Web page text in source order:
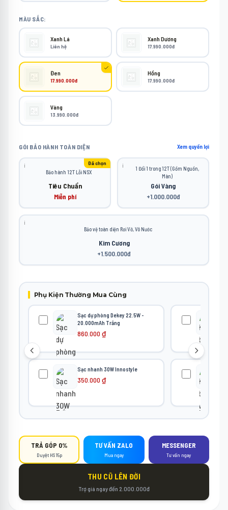
MÀU SẮC:
Xanh Lá
Liên hệ
Xanh Dương
17.990.000đ
Đen
17.990.000đ
Hồng
17.990.000đ
Vàng
13.990.000đ
GÓI BẢO HÀNH TOÀN DIỆN Xem quyền lợi
Đã chọn
ℹ️
Bảo hành 12T Lỗi NSX
Tiêu Chuẩn
Miễn phí
ℹ️
1 Đổi 1 trong 12T (Gồm Nguồn,
Màn)
Gói Vàng
+1.000.000đ
ℹ️
Bảo vệ toàn diện Rơi Vỡ, Vô Nước
Kim Cương
+1.500.000đ
Phụ Kiện Thường Mua Cùng
Sạc dự phòng Dekey 22.5W -
20.000mAh Trắng
860.000 ₫
Sạc nhanh 30W Innostyle
350.000 ₫
TRẢ GÓP 0%
Duyệt HS 15p
TƯ VẤN ZALO
Mua ngay
MESSENGER
Tư vấn ngay
THU CŨ LÊN ĐỜI
Trợ giá ngay đến 2.000.000đ